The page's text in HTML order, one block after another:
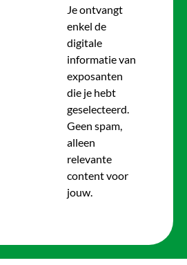
Je ontvangt
enkel de
digitale
informatie van
exposanten
die je hebt
geselecteerd.
Geen spam,
alleen
relevante
content voor
jouw.